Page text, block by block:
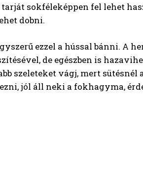
tarját sokféleképpen fel lehet
dobni.
ezzel a hússal bánni. A
de egészben is
szeleteket vágj, mert sütésnél
jól áll neki a fokhagyma,